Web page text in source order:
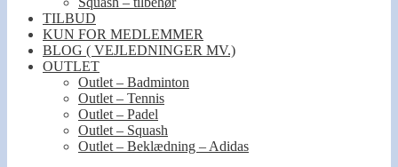
TILBUD
KUN FOR MEDLEMMER
BLOG ( VEJLEDNINGER MV.)
OUTLET
Outlet – Badminton
Outlet – Tennis
Outlet – Padel
Outlet – Squash
Outlet – Beklædning – Adidas